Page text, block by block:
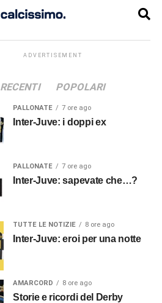
ADVERTISEMENT
RECENTI POPOLARI
PALLONATE 7 ore ago
Inter-Juve: i doppi ex
PALLONATE 7 ore ago
Inter-Juve: sapevate che…?
TUTTE LE NOTIZIE 8 ore ago
Inter-Juve: eroi per una notte
AMARCORD 8 ore ago
Storie e ricordi del Derby